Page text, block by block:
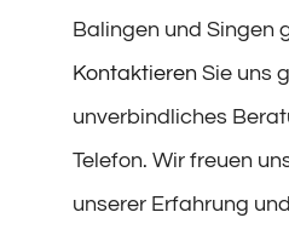
Balingen und Singen
Kontaktieren Sie uns
unverbindliches
Telefon. Wir freuen
unserer Erfahrung